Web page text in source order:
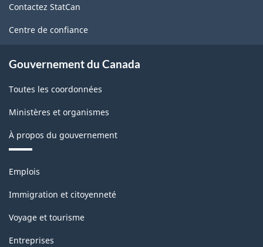
ce
site
Contactez StatCan
Centre de confiance
Gouvernement du Canada
Toutes les coordonnées
Ministères et organismes
À propos du gouvernement
Thèmes
sujets
Emplois
Immigration et citoyenneté
Voyage et tourisme
Entreprises